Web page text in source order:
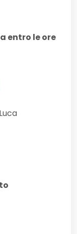
entro le ore